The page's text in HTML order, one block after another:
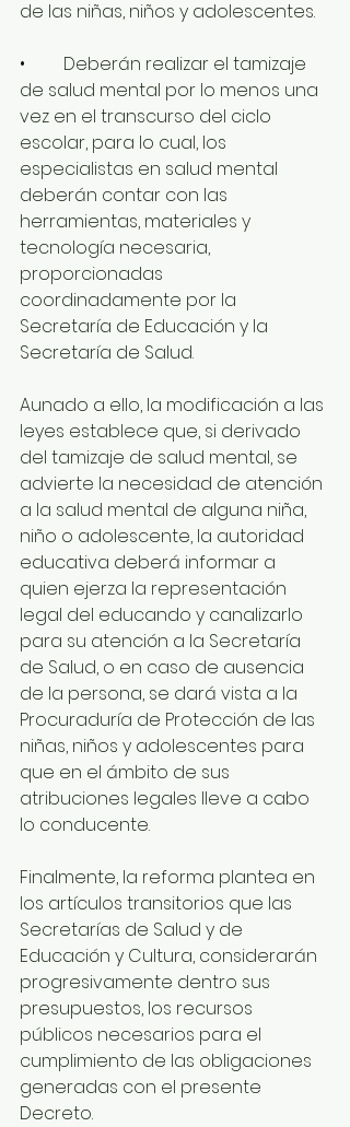
de las niñas, niños y adolescentes.
•	Deberán realizar el tamizaje
de salud mental por lo menos una
vez en el transcurso del ciclo
escolar, para lo cual, los
especialistas en salud mental
deberán contar con las
herramientas, materiales y
tecnología necesaria,
proporcionadas
coordinadamente por la
Secretaría de Educación y la
Secretaría de Salud.
Aunado a ello, la modificación a las
leyes establece que, si derivado
del tamizaje de salud mental, se
advierte la necesidad de atención
a la salud mental de alguna niña,
niño o adolescente, la autoridad
educativa deberá informar a
quien ejerza la representación
legal del educando y canalizarlo
para su atención a la Secretaría
de Salud, o en caso de ausencia
de la persona, se dará vista a la
Procuraduría de Protección de las
niñas, niños y adolescentes para
que en el ámbito de sus
atribuciones legales lleve a cabo
Io conducente.
Finalmente, la reforma plantea en
los artículos transitorios que las
Secretarías de Salud y de
Educación y Cultura, considerarán
progresivamente dentro sus
presupuestos, los recursos
públicos necesarios para el
cumplimiento de las obligaciones
generadas con el presente
Decreto.